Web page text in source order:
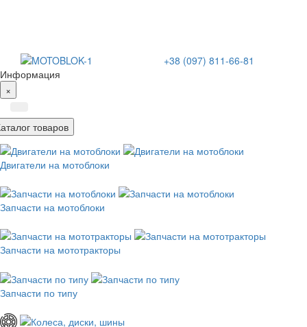
+38 (097) 811-66-81
Информация
×
товаров
Двигатели на мотоблоки
Запчасти на мотоблоки
Запчасти на мототракторы
Запчасти по типу